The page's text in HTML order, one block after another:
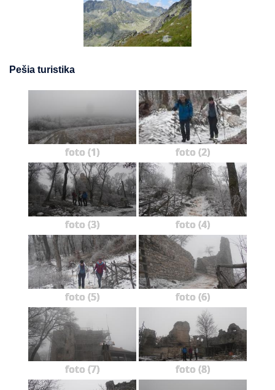
Pešia turistika
foto (1) foto (2)
foto (3) foto (4)
foto (5) foto (6)
foto (7) foto (8)